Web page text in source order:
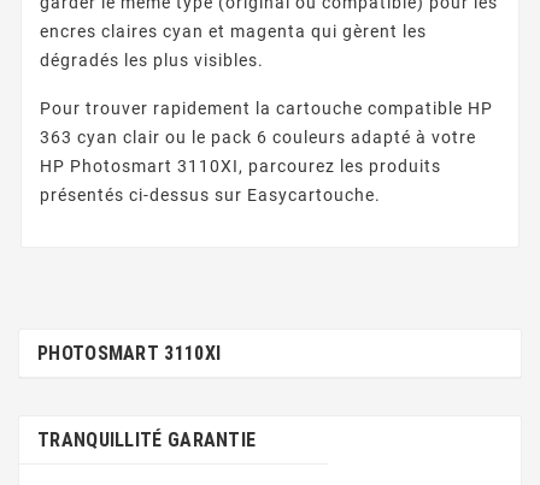
encres claires cyan et magenta qui gèrent les
dégradés les plus visibles.
Pour trouver rapidement la cartouche compatible HP
363 cyan clair ou le pack 6 couleurs adapté à votre
HP Photosmart 3110XI, parcourez les produits
présentés ci-dessus sur Easycartouche.
PHOTOSMART 3110XI
TRANQUILLITÉ GARANTIE